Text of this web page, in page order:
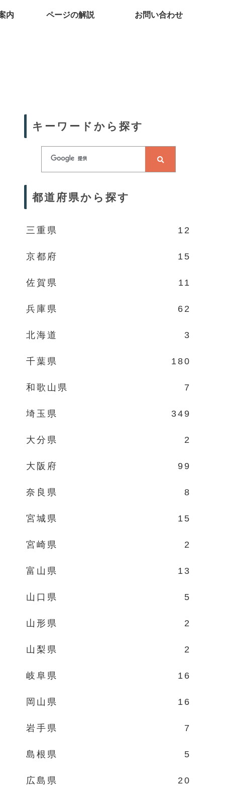
内 ページの解説 お問い合わせ
キーワードから探す
都道府県から探す
三重県 12
京都府 15
佐賀県 11
兵庫県 62
北海道 3
千葉県 180
和歌山県 7
埼玉県 349
大分県 2
大阪府 99
奈良県 8
宮城県 15
宮崎県 2
富山県 13
山口県 5
山形県 2
山梨県 2
岐阜県 16
岡山県 16
岩手県 7
島根県 5
広島県 20